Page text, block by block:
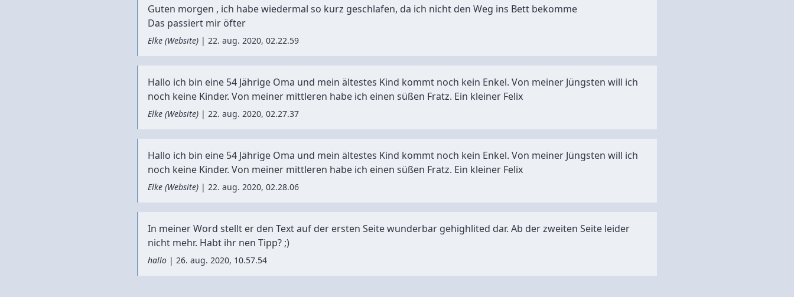
Guten morgen , ich habe wiedermal so kurz geschlafen, da ich nicht den Weg ins Bett bekomme
Das passiert mir öfter
Elke (Website) | 22. aug. 2020, 02.22.59
Hallo ich bin eine 54 Jährige Oma und mein ältestes Kind kommt noch kein Enkel. Von meiner Jüngsten will ich
noch keine Kinder. Von meiner mittleren habe ich einen süßen Fratz. Ein kleiner Felix
Elke (Website) | 22. aug. 2020, 02.27.37
Hallo ich bin eine 54 Jährige Oma und mein ältestes Kind kommt noch kein Enkel. Von meiner Jüngsten will ich
noch keine Kinder. Von meiner mittleren habe ich einen süßen Fratz. Ein kleiner Felix
Elke (Website) | 22. aug. 2020, 02.28.06
In meiner Word stellt er den Text auf der ersten Seite wunderbar gehighlited dar. Ab der zweiten Seite leider
nicht mehr. Habt ihr nen Tipp? ;)
hallo | 26. aug. 2020, 10.57.54